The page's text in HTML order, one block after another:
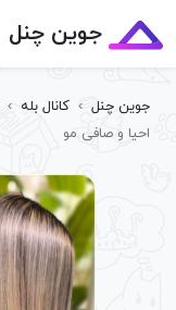
جوین چنل
جوین چنل › کانال بله ›
احیا و صافی مو